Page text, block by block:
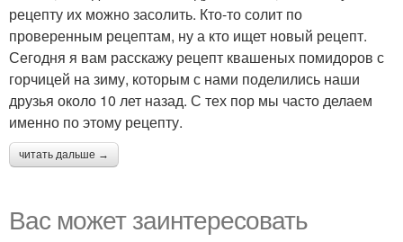
рецепту их можно засолить. Кто-то солит по
проверенным рецептам, ну а кто ищет новый рецепт.
Сегодня я вам расскажу рецепт квашеных помидоров с
горчицей на зиму, которым с нами поделились наши
друзья около 10 лет назад. С тех пор мы часто делаем
именно по этому рецепту.
читать дальше →
Вас может заинтересовать